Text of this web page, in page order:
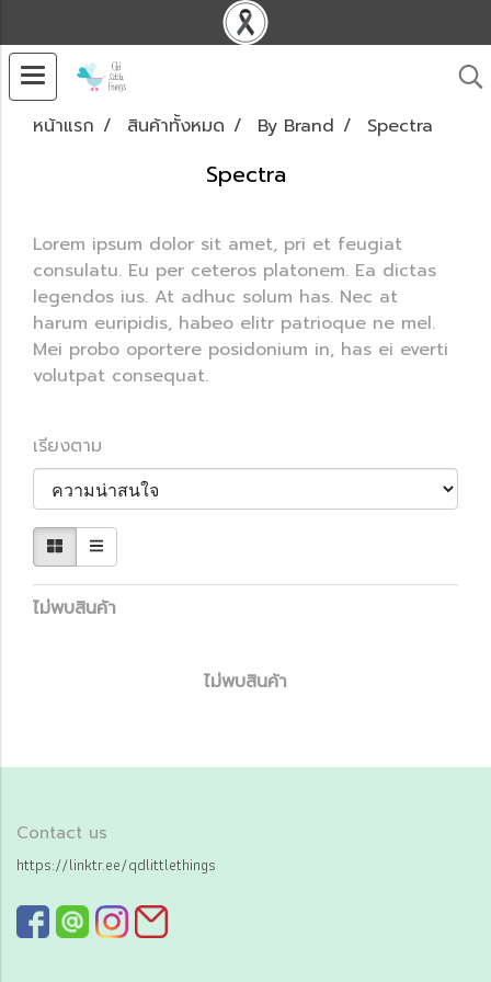
หน้าแรก สินค้าทั้งหมด By Brand Spectra
Spectra
Lorem ipsum dolor sit amet, pri et feugiat
consulatu. Eu per ceteros platonem. Ea dictas
legendos ius. At adhuc solum has. Nec at
harum euripidis, habeo elitr patrioque ne mel.
Mei probo oportere posidonium in, has ei everti
volutpat consequat.
เรียงตาม
ไม่พบสินค้า
ไม่พบสินค้า
Contact us
https://linktr.ee/qdlittlethings